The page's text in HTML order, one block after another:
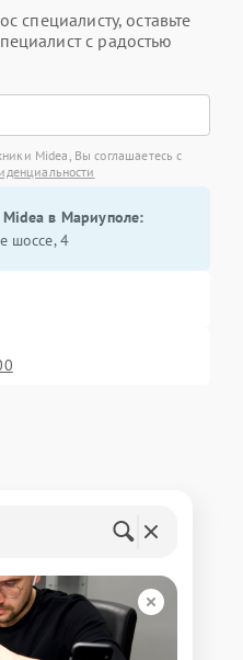
специалисту, оставьте
с радостью
Midea, Вы соглашаетесь с
Midea в Мариуполе:
шоссе, 4